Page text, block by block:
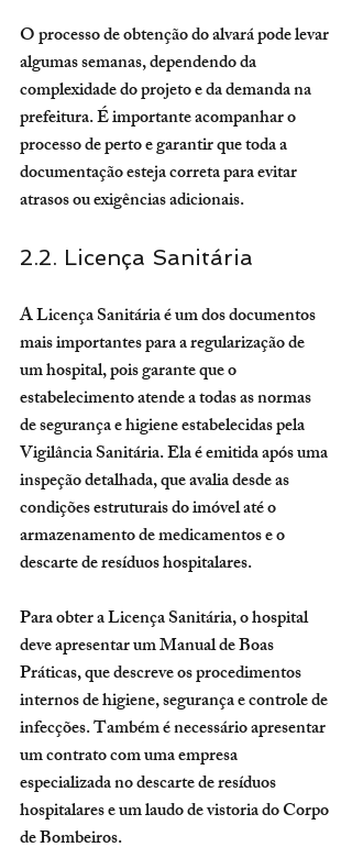
O processo de obtenção do alvará pode levar
algumas semanas, dependendo da
complexidade do projeto e da demanda na
prefeitura. É importante acompanhar o
processo de perto e garantir que toda a
documentação esteja correta para evitar
atrasos ou exigências adicionais.
2.2. Licença Sanitária
A Licença Sanitária é um dos documentos
mais importantes para a regularização de
um hospital, pois garante que o
estabelecimento atende a todas as normas
de segurança e higiene estabelecidas pela
Vigilância Sanitária. Ela é emitida após uma
inspeção detalhada, que avalia desde as
condições estruturais do imóvel até o
armazenamento de medicamentos e o
descarte de resíduos hospitalares.
Para obter a Licença Sanitária, o hospital
deve apresentar um Manual de Boas
Práticas, que descreve os procedimentos
internos de higiene, segurança e controle de
infecções. Também é necessário apresentar
um contrato com uma empresa
especializada no descarte de resíduos
hospitalares e um laudo de vistoria do Corpo
de Bombeiros.